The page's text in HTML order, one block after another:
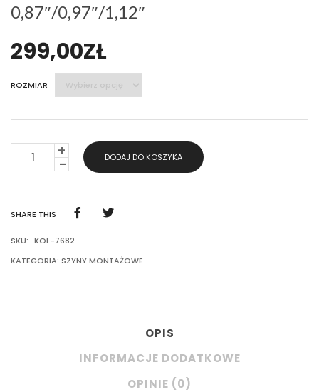
0,87″/0,97″/1,12″
299,00ZŁ
ROZMIAR
MONTAŻ
VORTEX
MM
DODAJ DO KOSZYKA
SHARE THIS
SKU: KOL-7682
KATEGORIA: SZYNY MONTAŻOWE
OPIS
INFORMACJE DODATKOWE
OPINIE (0)